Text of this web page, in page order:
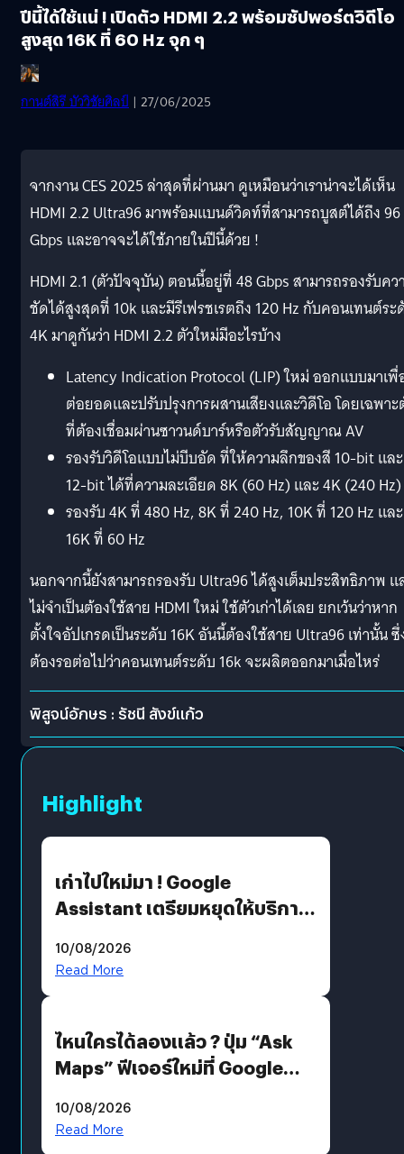
ปีนี้ได้ใช้แน่ ! เปิดตัว HDMI 2.2 พร้อมซัปพอร์ตวิดีโอ
สูงสุด 16K ที่ 60 Hz จุก ๆ
กานต์สิรี บัววิชัยศิลป์ | 27/06/2025
จากงาน CES 2025 ล่าสุดที่ผ่านมา ดูเหมือนว่าเราน่าจะได้เห็น
HDMI 2.2 Ultra96 มาพร้อมแบนด์วิดท์ที่สามารถบูสต์ได้ถึง 96
Gbps และอาจจะได้ใช้ภายในปีนี้ด้วย !
HDMI 2.1 (ตัวปัจจุบัน) ตอนนี้อยู่ที่ 48 Gbps สามารถรองรับคว
ชัดได้สูงสุดที่ 10k และมีรีเฟรชเรตถึง 120 Hz กับคอนเทนต์ระ
4K มาดูกันว่า HDMI 2.2 ตัวใหม่มีอะไรบ้าง
Latency Indication Protocol (LIP) ใหม่ ออกแบบมาเพื่
ต่อยอดและปรับปรุงการผสานเสียงและวิดีโอ โดยเฉพา
ที่ต้องเชื่อมผ่านซาวนด์บาร์หรือตัวรับสัญญาณ AV
รองรับวิดีโอแบบไม่บีบอัด ที่ให้ความลึกของสี 10-bit และ
12-bit ได้ที่ความละเอียด 8K (60 Hz) และ 4K (240 Hz)
รองรับ 4K ที่ 480 Hz, 8K ที่ 240 Hz, 10K ที่ 120 Hz และ
16K ที่ 60 Hz
นอกจากนี้ยังสามารถรองรับ Ultra96 ได้สูงเต็มประสิทธิภาพ แ
ไม่จำเป็นต้องใช้สาย HDMI ใหม่ ใช้ตัวเก่าได้เลย ยกเว้นว่าหาก
ตั้งใจอัปเกรดเป็นระดับ 16K อันนี้ต้องใช้สาย Ultra96 เท่านั้น
ต้องรอต่อไปว่าคอนเทนต์ระดับ 16k จะผลิตออกมาเมื่อไหร่
พิสูจน์อักษร : รัชนี สังข์แก้ว
Highlight
เก่าไปใหม่มา ! Google
Assistant เตรียมหยุดให้บริการ
แทน
10/08/2026
Read More
ไหนใครได้ลองแล้ว ? ปุ่ม “Ask
Maps” ฟีเจอร์ใหม่ที่ Google
คุยกับแผนที่ได้แล้ว
10/08/2026
Read More